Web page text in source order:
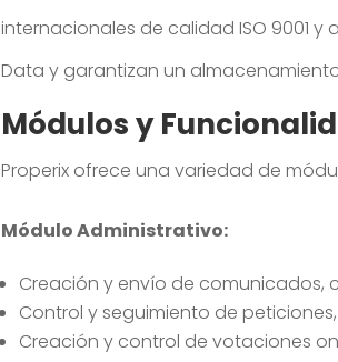
internacionales de calidad ISO 9001
Data y garantizan un
Módulos y
Properix ofrece una variedad de
Módulo Administrativo:
Creación y envío de comunicados,
Control y seguimiento de
Creación y control de votaciones